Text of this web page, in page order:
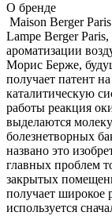
О бренде
Maison Berger
Lampe Berger
ароматизации
Морис Берже,
получает патент
каталитическую
работы реакция
выделаются
болезнетворных
названо это
главных проблем
закрытых
получает широкое
используется